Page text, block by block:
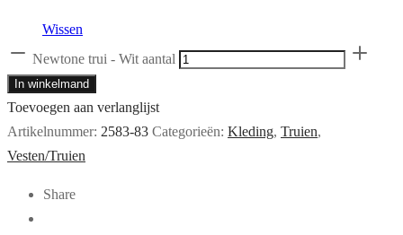
Wissen
Newtone trui - Wit aantal
In winkelmand
Toevoegen aan verlanglijst
Artikelnummer: 2583-83 Categorieën: Kleding, Truien,
Vesten/Truien
Share